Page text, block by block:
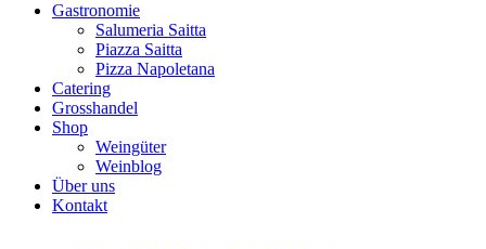
Gastronomie
Salumeria Saitta
Piazza Saitta
Pizza Napoletana
Catering
Grosshandel
Shop
Weingüter
Weinblog
Über uns
Kontakt